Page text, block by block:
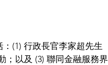
(1) 行政長官李家超先生
；以及 (3) 聯同金融服務界